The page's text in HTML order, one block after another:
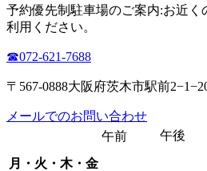
予約優先制 駐車場のご案内:お近く
利用ください。
☎︎072-621-7688
〒567-0888大阪府茨木市駅前
メールでのお問い合わせ
月・火・木・金
午前 午後